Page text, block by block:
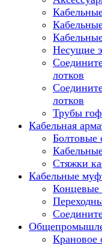
Несущие
лотков
лотков
Трубы
Кабельная
Болтовые
Стяжки
Кабельные
Концевые
Крановое